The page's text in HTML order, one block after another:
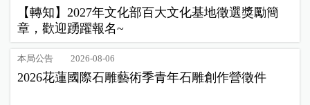
【轉知】2027年文化部百大文化基地徵選獎勵簡
章，歡迎踴躍報名~
本局公告 2026-08-06
2026花蓮國際石雕藝術季青年石雕創作營徵件